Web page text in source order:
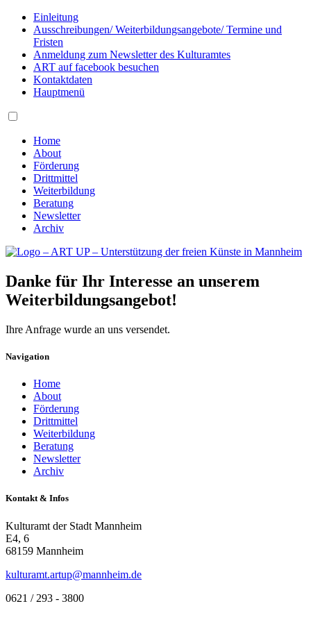
Einleitung
Ausschreibungen/ Weiterbildungsangebote/ Termine und
Fristen
Anmeldung zum Newsletter des Kulturamtes
ART auf facebook besuchen
Kontaktdaten
Hauptmenü
Home
About
Förderung
Drittmittel
Weiterbildung
Beratung
Newsletter
Archiv
Danke für Ihr Interesse an unserem
Weiterbildungsangebot!
Ihre Anfrage wurde an uns versendet.
Navigation
Home
About
Förderung
Drittmittel
Weiterbildung
Beratung
Newsletter
Archiv
Kontakt & Infos
Kulturamt der Stadt Mannheim
E4, 6
68159 Mannheim
kulturamt.artup@mannheim.de
0621 / 293 - 3800